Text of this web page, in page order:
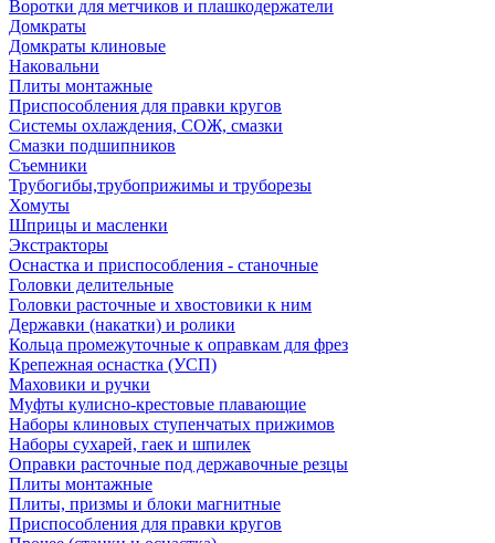
Воротки для метчиков и плашкодержатели
Домкраты
Домкраты клиновые
Наковальни
Плиты монтажные
Приспособления для правки кругов
Системы охлаждения, СОЖ, смазки
Смазки подшипников
Съемники
Трубогибы,трубоприжимы и труборезы
Хомуты
Шприцы и масленки
Экстракторы
Оснастка и приспособления - станочные
Головки делительные
Головки расточные и хвостовики к ним
Державки (накатки) и ролики
Кольца промежуточные к оправкам для фрез
Крепежная оснастка (УСП)
Маховики и ручки
Муфты кулисно-крестовые плавающие
Наборы клиновых ступенчатых прижимов
Наборы сухарей, гаек и шпилек
Оправки расточные под державочные резцы
Плиты монтажные
Плиты, призмы и блоки магнитные
Приспособления для правки кругов